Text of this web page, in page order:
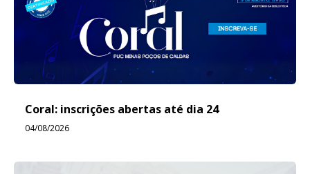
Coral: inscrições abertas até dia 24
04/08/2026